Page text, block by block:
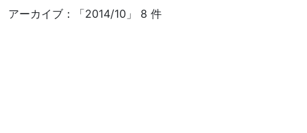
アーカイブ：「2014/10」 8 件